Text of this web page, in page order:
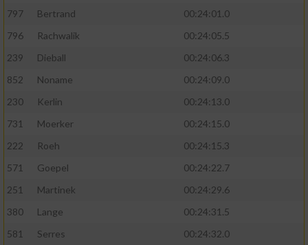
797
Bertrand
00:24:01.0
796
Rachwalik
00:24:05.5
239
Dieball
00:24:06.3
852
Noname
00:24:09.0
230
Kerlin
00:24:13.0
731
Moerker
00:24:15.0
222
Roeh
00:24:15.3
571
Goepel
00:24:22.7
251
Martinek
00:24:29.6
380
Lange
00:24:31.5
581
Serres
00:24:32.0